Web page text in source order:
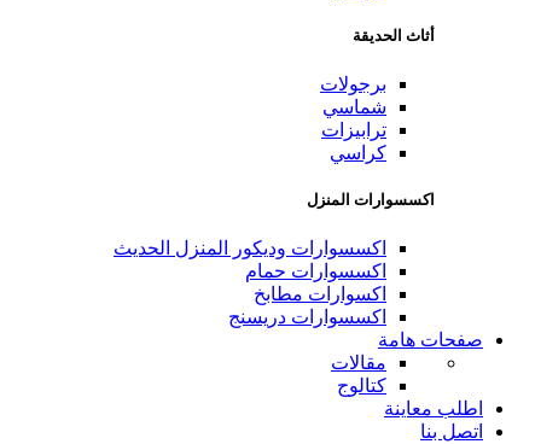
أثاث الحديقة
برجولات
شماسي
ترابيزات
كراسي
اكسسوارات المنزل
اكسسوارات وديكور المنزل الحديث
اكسسوارات حمام
اكسوارات مطابخ
اكسسوارات دريسنج
صفحات هامة
مقالات
كتالوج
اطلب معاينة
اتصل بنا